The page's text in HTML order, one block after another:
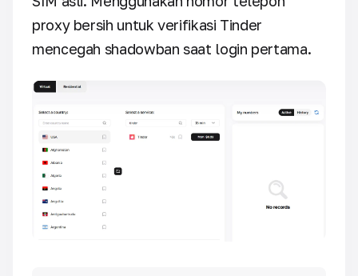
proxy bersih untuk verifikasi Tinder
mencegah shadowban saat login pertama.